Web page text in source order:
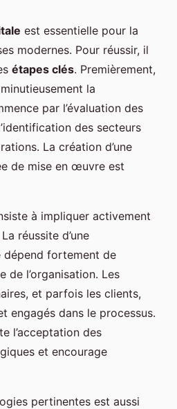
est essentielle pour la
modernes. Pour réussir, il
étapes clés. Premièrement,
la
par l’évaluation des
des secteurs
La création d’une
de mise en œuvre est
à impliquer activement
La réussite d’une
fortement de
de l’organisation. Les
et parfois les clients,
engagés dans le processus.
l’acceptation des
et encourage
pertinentes est aussi